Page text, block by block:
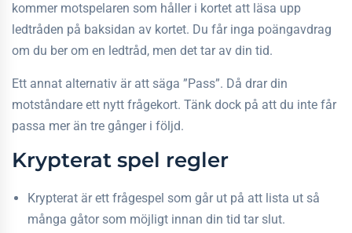
kommer motspelaren som håller i kortet att läsa upp
ledtråden på baksidan av kortet. Du får inga poängavdrag
om du ber om en ledtråd, men det tar av din tid.
Ett annat alternativ är att säga ”Pass”. Då drar din
motståndare ett nytt frågekort. Tänk dock på att du inte får
passa mer än tre gånger i följd.
Krypterat spel regler
Krypterat är ett frågespel som går ut på att lista ut så
många gåtor som möjligt innan din tid tar slut.